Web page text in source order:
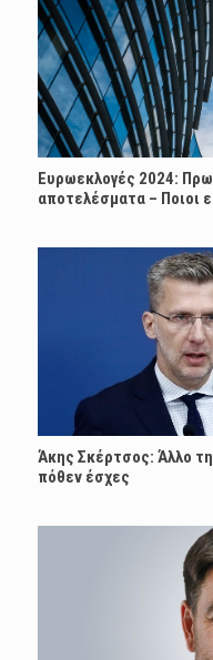
Ευρωεκλογές 2024:
αποτελέσματα – Ποιοι
Άκης Σκέρτσος: Άλλο
πόθεν έσχες